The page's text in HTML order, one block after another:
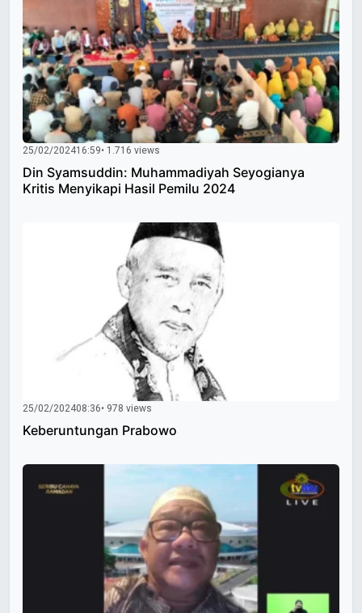
25/02/202416:59• 1.716 views
Din Syamsuddin: Muhammadiyah Seyogianya
Kritis Menyikapi Hasil Pemilu 2024
25/02/202408:36• 978 views
Keberuntungan Prabowo